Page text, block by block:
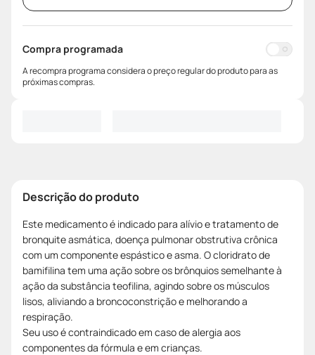
Compra programada
A recompra programa considera o preço regular do produto para as
próximas compras.
Descrição do produto
Este medicamento é indicado para alívio e tratamento de
bronquite asmática, doença pulmonar obstrutiva crônica
com um componente espástico e asma. O cloridrato de
bamifilina tem uma ação sobre os brônquios semelhante à
ação da substância teofilina, agindo sobre os músculos
lisos, aliviando a broncoconstrição e melhorando a
respiração.
Seu uso é contraindicado em caso de alergia aos
componentes da fórmula e em crianças.